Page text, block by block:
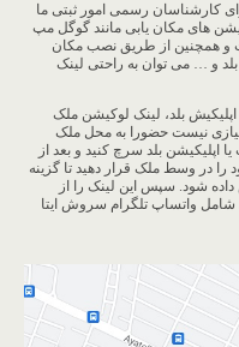
کارشناسان رسمی امور ثبتی ما
های مکان یابی مانند گوگل مپ
همچنین از طریق نصب مکان
بلد و … می توان به راحتی لینک
اپلیکیش بلد، لینک لوکیشن ملک
نیازی نیست حضورا به محل ملک
اپلیکیشن بلد سرچ کنید و بعد از
در وسط ملک قرار دهید تا گزینه
شود. سپس این لینک را از
شامل واتساپ تلگرام سروش ایتا